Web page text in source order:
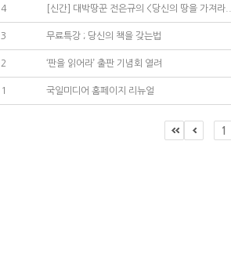
4 [신간] 대박땅꾼 전은규의 <당신의 땅을 가져라...
3 무료특강 ; 당신의 책을 갖는법
2 ‘판을 읽어라’ 출판 기념회 열려
1 국일미디어 홈페이지 리뉴얼
1